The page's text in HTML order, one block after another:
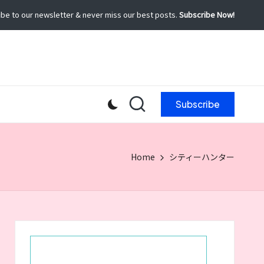
to our newsletter & never miss our best posts. Subscribe Now!
Subscribe
Home シティーハンター